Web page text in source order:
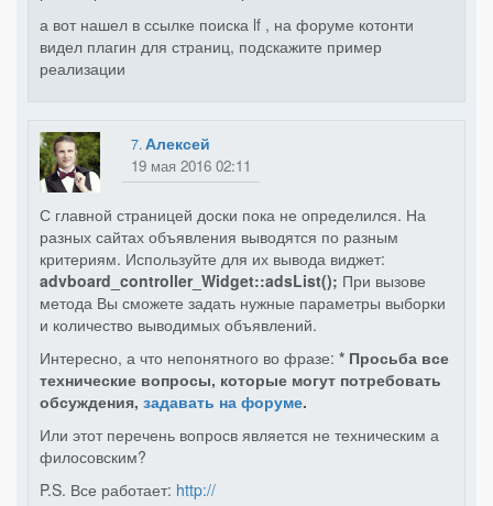
а вот нашел в ссылке поиска lf , на форуме котонти
видел плагин для страниц, подскажите пример
реализации
7.Алексей
19 мая 2016 02:11
С главной страницей доски пока не определился. На
разных сайтах объявления выводятся по разным
критериям. Используйте для их вывода виджет:
advboard_controller_Widget::adsList(); При вызове
метода Вы сможете задать нужные параметры выборки
и количество выводимых объявлений.
Интересно, а что непонятного во фразе: * Просьба все
технические вопросы, которые могут потребовать
обсуждения, задавать на форуме.
Или этот перечень вопросв является не техническим а
филосовским?
P.S. Все работает: http://